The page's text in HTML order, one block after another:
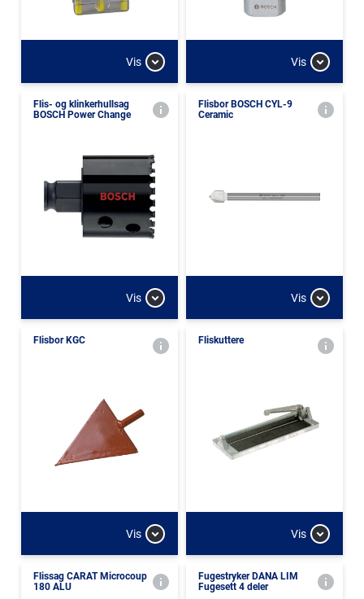
Vis Vis
Flis- og klinkerhullsag
BOSCH Power Change
Vis
Flisbor BOSCH CYL-9
Ceramic
Vis
Flisbor KGC
Vis
Fliskuttere
Vis
Flissag CARAT Microcoup
180 ALU
Fugestryker DANA LIM
Fugesett 4 deler